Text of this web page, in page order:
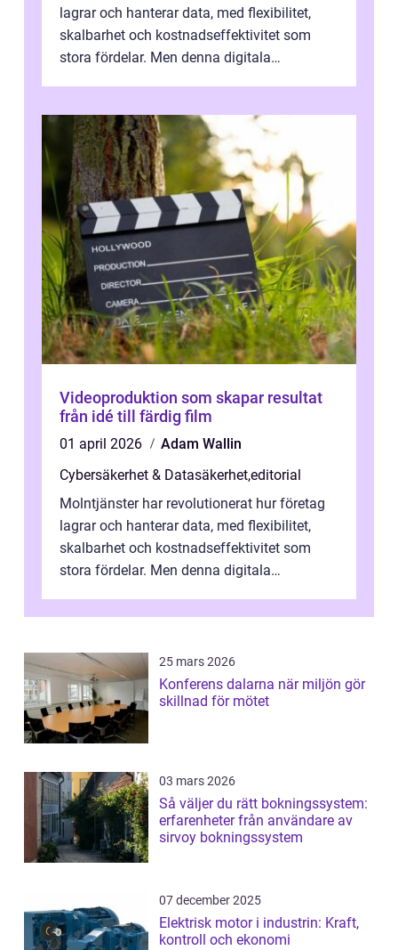
lagrar och hanterar data, med flexibilitet,
skalbarhet och kostnadseffektivitet som
stora fördelar. Men denna digitala
Videoproduktion som skapar resultat
från idé till färdig film
01 april 2026
Adam Wallin
Cybersäkerhet & Datasäkerhet,editorial
Molntjänster har revolutionerat hur företag
lagrar och hanterar data, med flexibilitet,
skalbarhet och kostnadseffektivitet som
stora fördelar. Men denna digitala
25 mars 2026
Konferens dalarna när miljön gör
skillnad för mötet
03 mars 2026
Så väljer du rätt bokningssystem:
erfarenheter från användare av
sirvoy bokningssystem
07 december 2025
Elektrisk motor i industrin: Kraft,
kontroll och ekonomi